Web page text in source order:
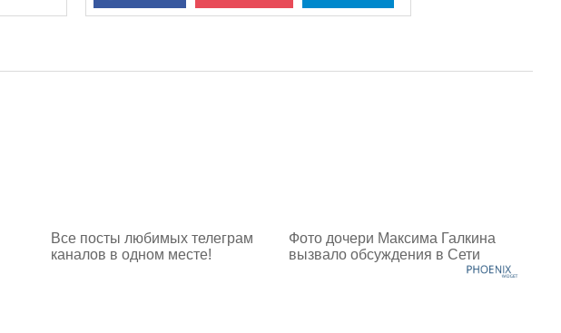
Все посты любимых телеграм
каналов в одном месте!
Фото дочери Максима Галкина
вызвало обсуждения в Сети